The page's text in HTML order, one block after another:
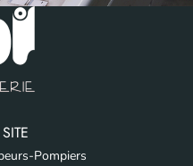
Pompiers